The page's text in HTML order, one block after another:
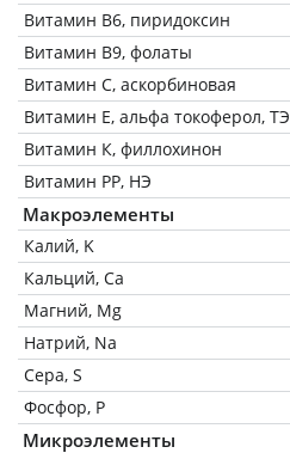
Витамин В6, пиридоксин
Витамин В9, фолаты
Витамин C, аскорбиновая
Витамин Е, альфа токоферол, ТЭ
Витамин К, филлохинон
Витамин РР, НЭ
Макроэлементы
Калий, K
Кальций, Ca
Магний, Mg
Натрий, Na
Сера, S
Фосфор, P
Микроэлементы